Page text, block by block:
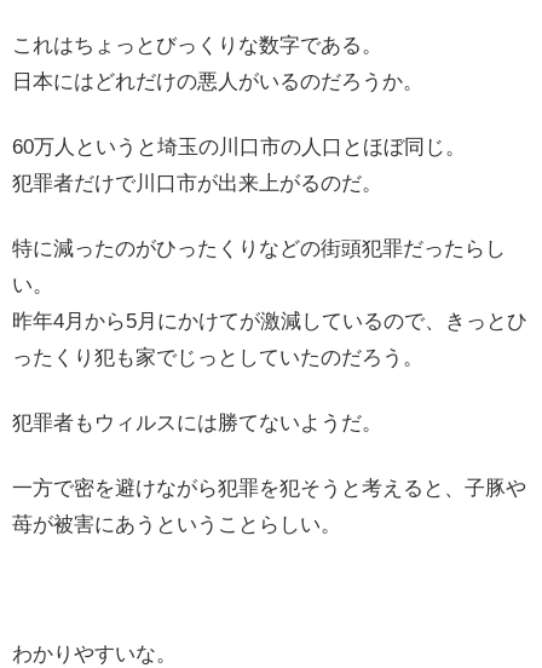
これはちょっとびっくりな数字である。
日本にはどれだけの悪人がいるのだろうか。
60万人というと埼玉の川口市の人口とほぼ同じ。
犯罪者だけで川口市が出来上がるのだ。
特に減ったのがひったくりなどの街頭犯罪だったらし
い。
昨年4月から5月にかけてが激減しているので、きっとひ
ったくり犯も家でじっとしていたのだろう。
犯罪者もウィルスには勝てないようだ。
一方で密を避けながら犯罪を犯そうと考えると、子豚や
苺が被害にあうということらしい。
わかりやすいな。